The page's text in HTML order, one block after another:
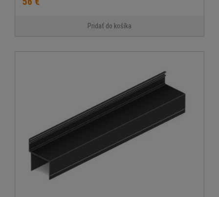
Pridať do košíka